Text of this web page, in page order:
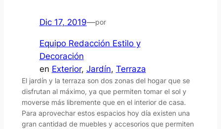
Dic 17, 2019—por
Equipo Redacción Estilo y
Decoración
en Exterior, Jardín, Terraza
El jardín y la terraza son dos zonas del hogar que se
disfrutan al máximo, ya que permiten tomar el sol y
moverse más libremente que en el interior de casa.
Para aprovechar estos espacios hoy día existen una
gran cantidad de muebles y accesorios que permiten